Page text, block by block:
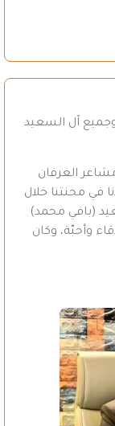
آل السعيد
العرفان
في محنتنا خلال
(بافي محمد)
وأحبّة، وكان